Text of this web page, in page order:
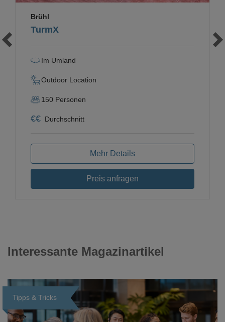
TurmX
Brühl
Im Umland
Outdoor Location
150 Personen
€€ Durchschnitt
Mehr Details
Preis anfragen
Interessante Magazinartikel
Tipps & Tricks